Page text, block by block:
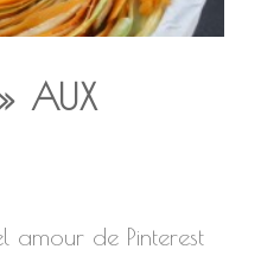
AUX
de Pinterest